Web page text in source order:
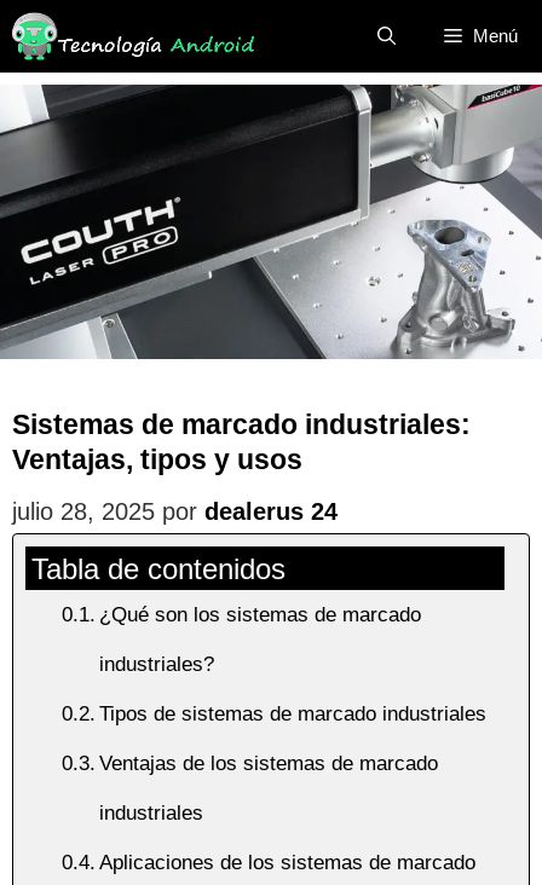
Saltar
contenido
Menú
Sistemas de marcado industriales:
Ventajas, tipos y usos
julio 28, 2025 por dealerus 24
Tabla de contenidos
¿Qué son los sistemas de marcado
industriales?
Tipos de sistemas de marcado industriales
Ventajas de los sistemas de marcado
industriales
Aplicaciones de los sistemas de marcado